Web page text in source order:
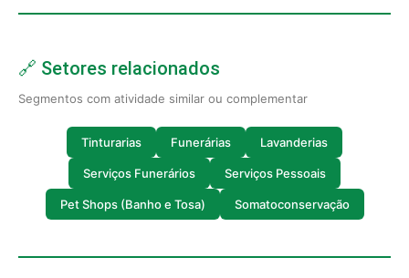
🔗 Setores relacionados
Segmentos com atividade similar ou complementar
Tinturarias Funerárias Lavanderias
Serviços Funerários Serviços Pessoais
Pet Shops (Banho e Tosa) Somatoconservação